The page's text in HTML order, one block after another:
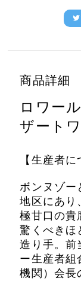
商品詳細
ロワー
ザート
【生産者に
ボンヌゾー
地区にあり
極甘口の貴
驚くべきほ
造り手。前
ー生産者組
機関）会長